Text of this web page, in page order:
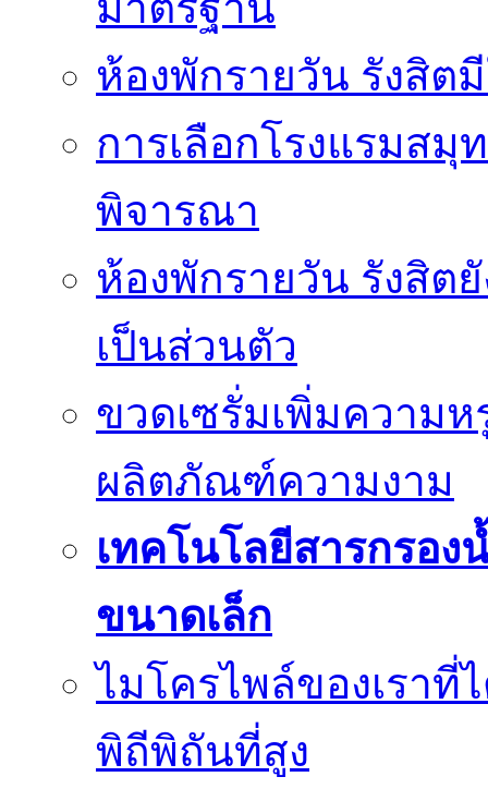
ห้องพักรายวัน รังสิต
การเลือกโรงแรมสมุ
พิจารณา
ห้องพักรายวัน รังสิต
เป็นส่วนตัว
ขวดเซรั่มเพิ่มความ
ผลิตภัณฑ์ความงาม
เทคโนโลยีสารกรอ
ขนาดเล็ก
ไมโครไพล์ของเรา
พิถีพิถันที่สูง